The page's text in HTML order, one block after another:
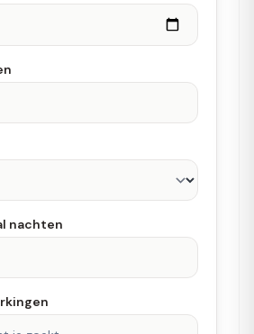
nachten